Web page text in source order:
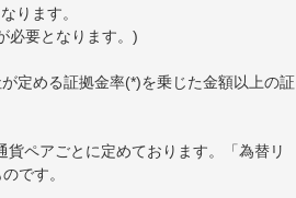
ります。
必要となります。)
定める証拠金率(*)を乗じた金額以上の証
ペアごとに定めております。「為替リ
です。